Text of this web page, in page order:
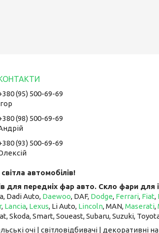
(95) 500-69-69
(98) 500-69-69
(93) 500-69-69
автомобілів!
для передніх фар авто. Скло фари для
Dadi Auto, Daewoo, DAF, Dodge, Ferrari, Fiat,
, Lancia, Lexus, Li Auto, ​​​​​​​ Lincoln, MAN,Maserati,
Skoda, Smart, Soueast, Subaru, Suzuki,
очі | світловідбивачі |